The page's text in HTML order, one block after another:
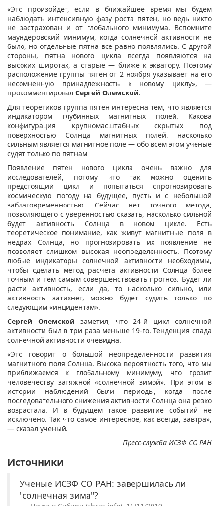
«Это произойдет, если в ближайшее время мы будем
наблюдать интенсивную фазу роста пятен, но ведь никто
не застрахован и от глобального минимума. Вспомните
маундеровский минимум, когда солнечной активности не
было, но отдельные пятна все равно появлялись. С другой
стороны, пятна нового цикла всегда появляются на
высоких широтах, а старые — ближе к экватору. Поэтому
расположение группы пятен от 2 ноября указывает на его
несомненную принадлежность к новому циклу», —
прокомментировал Сергей Олемской.
Для теоретиков группа пятен интересна тем, что является
индикатором глубинных магнитных полей. Какова
конфигурация крупномасштабных скрытых под
поверхностью Солнца магнитных полей, насколько
сильным является магнитное поле — обо всем этом ученые
судят только по пятнам.
Появление пятен нового цикла очень важно для
исследователей, потому что так можно оценить
предстоящий цикл и попытаться спрогнозировать
космическую погоду на будущее, пусть и с небольшой
заблаговременностью. Сейчас нет точного метода,
позволяющего с уверенностью сказать, насколько сильной
будет активность Солнца в новом цикле. Есть
теоретическое понимание, как живут магнитные поля в
недрах Солнца, но прогнозировать их появление не
позволяет слишком высокая неопределенность. Поэтому
любые индикаторы солнечной активности необходимы,
чтобы сделать метод расчета активности Солнца более
точным и тем самым совершенствовать прогноз. Будет ли
расти активность, если да, то насколько сильно, или
активность затихнет, можно будет судить только по
следующим «инцидентам».
Сергей Олемской заметил, что 24-й цикл солнечной
активности был в три раза меньше 19-го. Тенденция спада
солнечной активности очевидна.
«Это говорит о большой неопределенности развития
магнитного поля Солнца. Высока вероятность того, что мы
приближаемся к глобальному минимуму, что грозит
человечеству затяжной «солнечной зимой». При этом в
истории наблюдений были периоды, когда после
последовательного снижения активности Солнца она резко
возрастала. И в будущем такое развитие событий не
исключено. Так что самое интересное, как всегда, завтра»,
— сказал ученый.
Пресс-служба ИСЗФ СО РАН
Источники
Ученые ИСЗФ СО РАН: завершилась ли
"солнечная зима"?